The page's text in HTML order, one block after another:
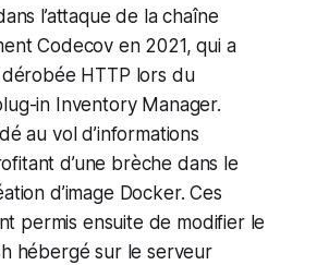
l’attaque de la chaîne
Codecov en 2021, qui a
HTTP lors du
in Inventory Manager.
au vol d’informations
d’une brèche dans le
d’image Docker. Ces
permis ensuite de modifier le
hébergé sur le serveur